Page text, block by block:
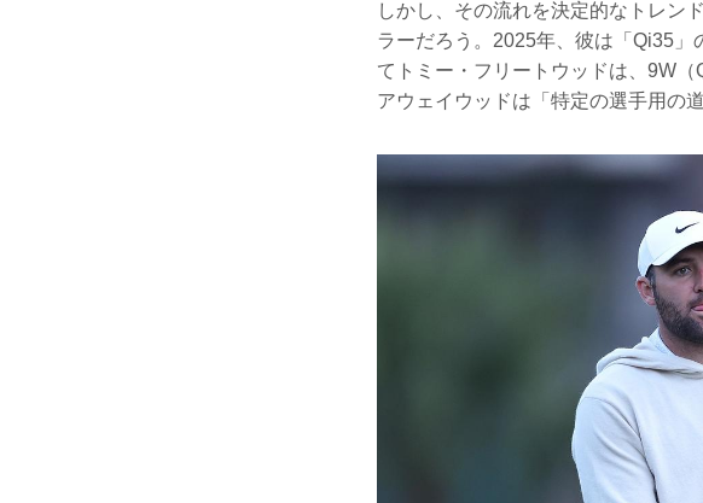
しかし、その流れを決定的なトレン
ラーだろう。2025年、彼は「Qi35
てトミー・フリートウッドは、9W
アウェイウッドは「特定の選手用の